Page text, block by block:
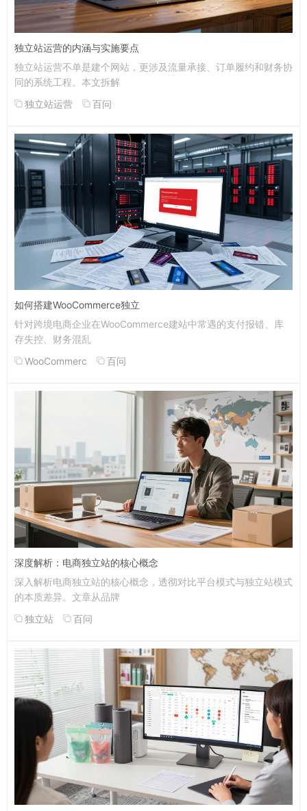
独立站运营的内涵与实施要点
独立站运营不单是建个网站，更涉及流量承接、订单履约和财务协
同的系统工程。本文拆解
独立站运营
百问
如何搭建WooCommerce独立
针对跨境电商企业在WooCommerce建站中常遇的支付报错、库
存失控、财务混乱
WooCommerc
百问
深度解析：电商独立站的核心概念
深入解析电商独立站的核心概念，透彻对比平台模式与独立站模式
的本质差异。文章从品牌
独立站
百问